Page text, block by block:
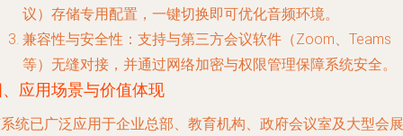
议）存储专用配置，一键切换即可优化音频环境。
兼容性与安全性 ：支持与第三方会议软件（Zoom、Teams
等）无缝对接，并通过网络加密与权限管理保障系统安全。
应用场景与价值体现
统已广泛应用于企业总部、教育机构、政府会议室及大型会展